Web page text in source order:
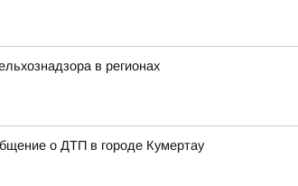
в регионах
о ДТП в городе Кумертау